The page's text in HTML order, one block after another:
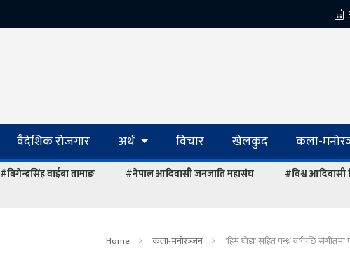
वैदेशिक रोजगार अर्थ विचार खेलकुद कला-
#बिगेन्द्रसिंह वाईबा तामाङ #नेपाल आदिवासी जनजाति महासंघ
#विश्व आदिवासी
Home कला-मनोरञ्‍जन ‘हिम घोडा’ सहित पन्ध्र वर्षपछि